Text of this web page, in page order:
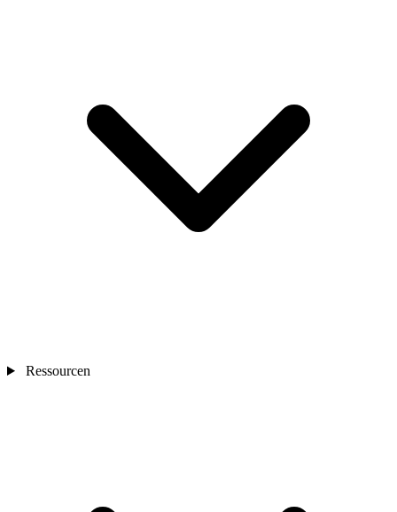
Ressourcen